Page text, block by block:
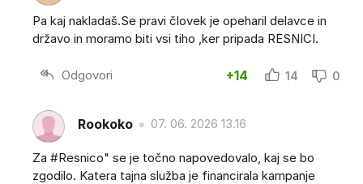
Pa kaj nakladaš.Se pravi človek je opeharil delavce in
državo in moramo biti vsi tiho ,ker pripada RESNICI.
Odgovori +14 14 0
Rookoko 07. 06. 2026 13.16
Za #Resnico" se je točno napovedovalo, kaj se bo
zgodilo. Katera tajna služba je financirala kampanje